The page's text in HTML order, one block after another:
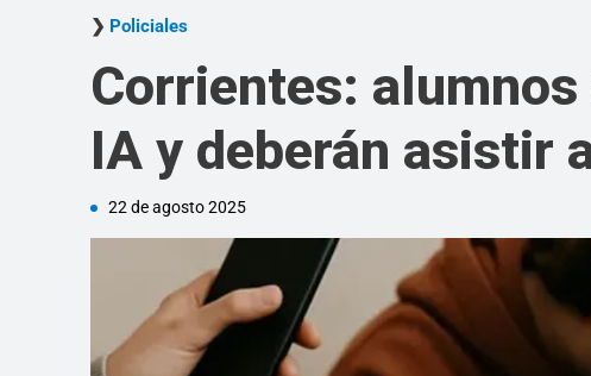
Policiales
Corrientes:
IA y deberán asistir
22 de agosto 2025